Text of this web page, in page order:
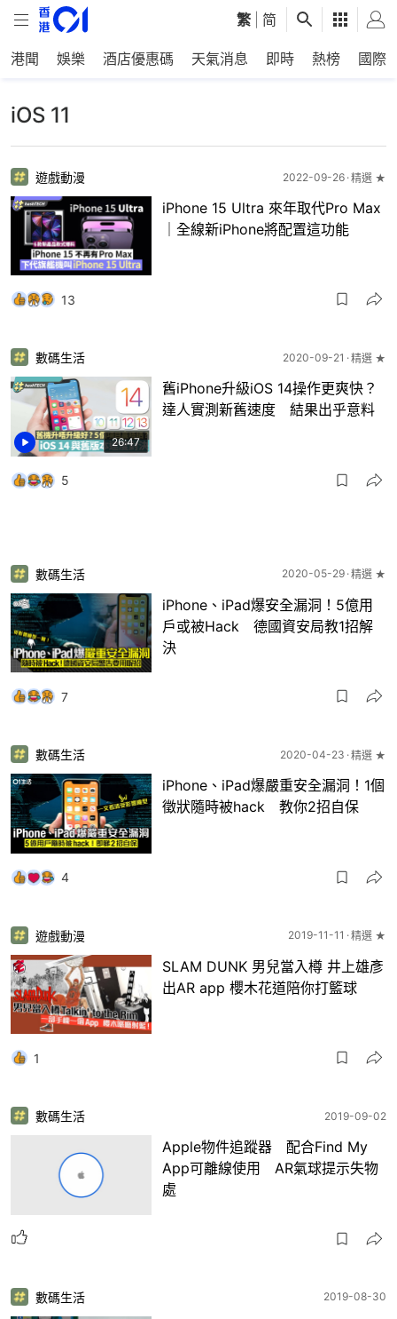
繁 简
港聞 娛樂 酒店優惠碼 天氣消息 即時 熱榜 國際
iOS 11
遊戲動漫 2022-09-26 精選 ★
iPhone 15 Ultra 來年取代Pro Max
｜全線新iPhone將配置這功能
13
26:47
數碼生活 2020-09-21 精選 ★
舊iPhone升級iOS 14操作更爽快？
達人實測新舊速度 結果出乎意料
5
數碼生活 2020-05-29 精選 ★
iPhone、iPad爆安全漏洞！5億用
戶或被Hack 德國資安局教1招解
決
7
數碼生活 2020-04-23 精選 ★
iPhone、iPad爆嚴重安全漏洞！1個
徵狀隨時被hack 教你2招自保
4
遊戲動漫 2019-11-11 精選 ★
SLAM DUNK 男兒當入樽 井上雄彥
出AR app 櫻木花道陪你打籃球
1
數碼生活 2019-09-02
Apple物件追蹤器 配合Find My
App可離線使用 AR氣球提示失物
處
數碼生活 2019-08-30